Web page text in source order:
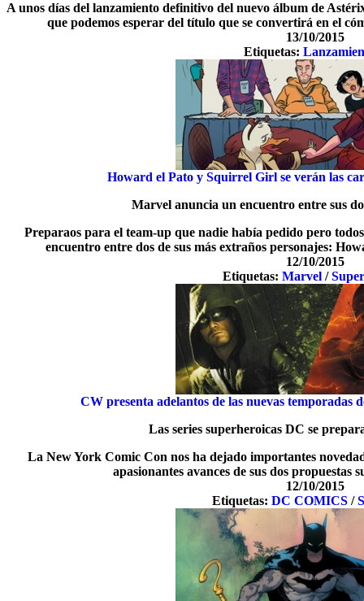
A unos días del lanzamiento definitivo del nuevo álbum de
que podemos esperar del título que se convertirá en el
13/10/2015
Etiquetas:
Howard el Pato y Squirrel Girl se verán las
Marvel anuncia un encuentro entre sus
Preparaos para el team-up que nadie había pedido pero
encuentro entre dos de sus más extraños personajes:
12/10/2015
Etiquetas:Marvel /
CW presenta adelantos de las nuevas
Las series superheroicas DC se
La New York Comic Con nos ha dejado importantes
apasionantes avances de sus dos propuestas
12/10/2015
Etiquetas: DC COMICS /